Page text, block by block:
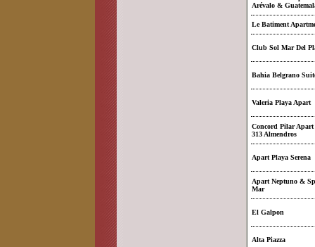
Arévalo &
Le Batiment
Club Sol Mar Del
Bahia Belgrano
Valeria Playa Apart
Concord Pilar Apart
313 Almendros
Apart Playa Serena
Apart Neptuno &
Mar
El Galpon
Alta Piazza